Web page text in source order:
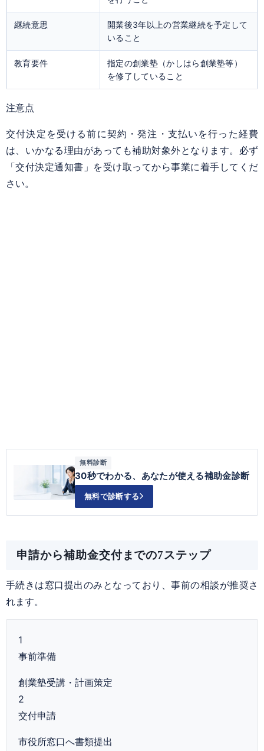
継続意思
開業後3年以上の営業継続を予定して
いること
教育要件
指定の創業塾（かしはら創業塾等）
を修了していること
注意点
交付決定を受ける前に契約・発注・支払いを行った経費
は、いかなる理由があっても補助対象外となります。必ず
「交付決定通知書」を受け取ってから事業に着手してくだ
さい。
無料診断
30秒でわかる、あなたが使える補助金診断
無料で診断する
申請から補助金交付までの7ステップ
手続きは窓口提出のみとなっており、事前の相談が推奨さ
れます。
1
事前準備
創業塾受講・計画策定
2
交付申請
市役所窓口へ書類提出